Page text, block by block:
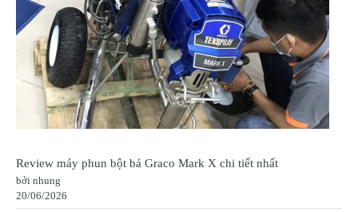
Review máy phun bột bả Graco Mark X chi tiết nhất
bởi nhung
20/06/2026